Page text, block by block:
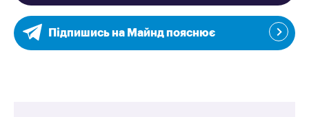
Підпишись на Майнд пояснює